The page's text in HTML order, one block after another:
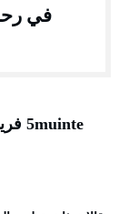
في
5muinte فريق